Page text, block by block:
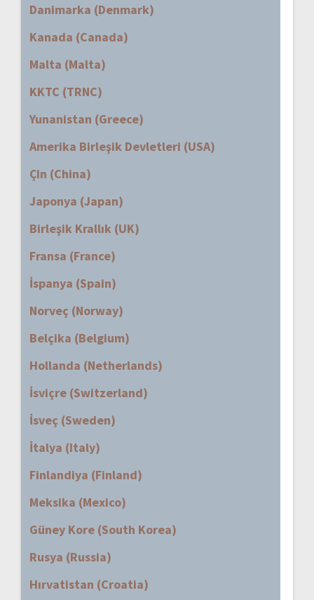
Danimarka (Denmark)
Kanada (Canada)
Malta (Malta)
KKTC (TRNC)
Yunanistan (Greece)
Amerika Birleşik Devletleri (USA)
Çin (China)
Japonya (Japan)
Birleşik Krallık (UK)
Fransa (France)
İspanya (Spain)
Norveç (Norway)
Belçika (Belgium)
Hollanda (Netherlands)
İsviçre (Switzerland)
İsveç (Sweden)
İtalya (Italy)
Finlandiya (Finland)
Meksika (Mexico)
Güney Kore (South Korea)
Rusya (Russia)
Hırvatistan (Croatia)